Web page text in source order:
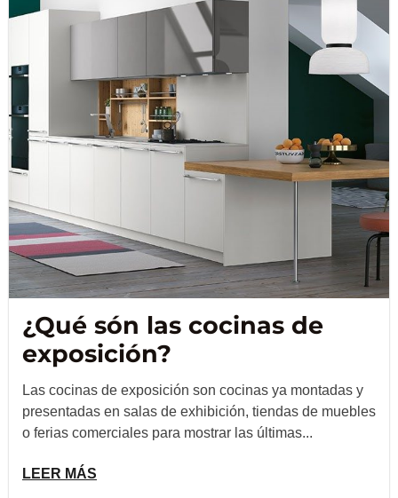
¿Qué són las cocinas de
exposición?
Las cocinas de exposición son cocinas ya montadas y
presentadas en salas de exhibición, tiendas de muebles
o ferias comerciales para mostrar las últimas...
LEER MÁS